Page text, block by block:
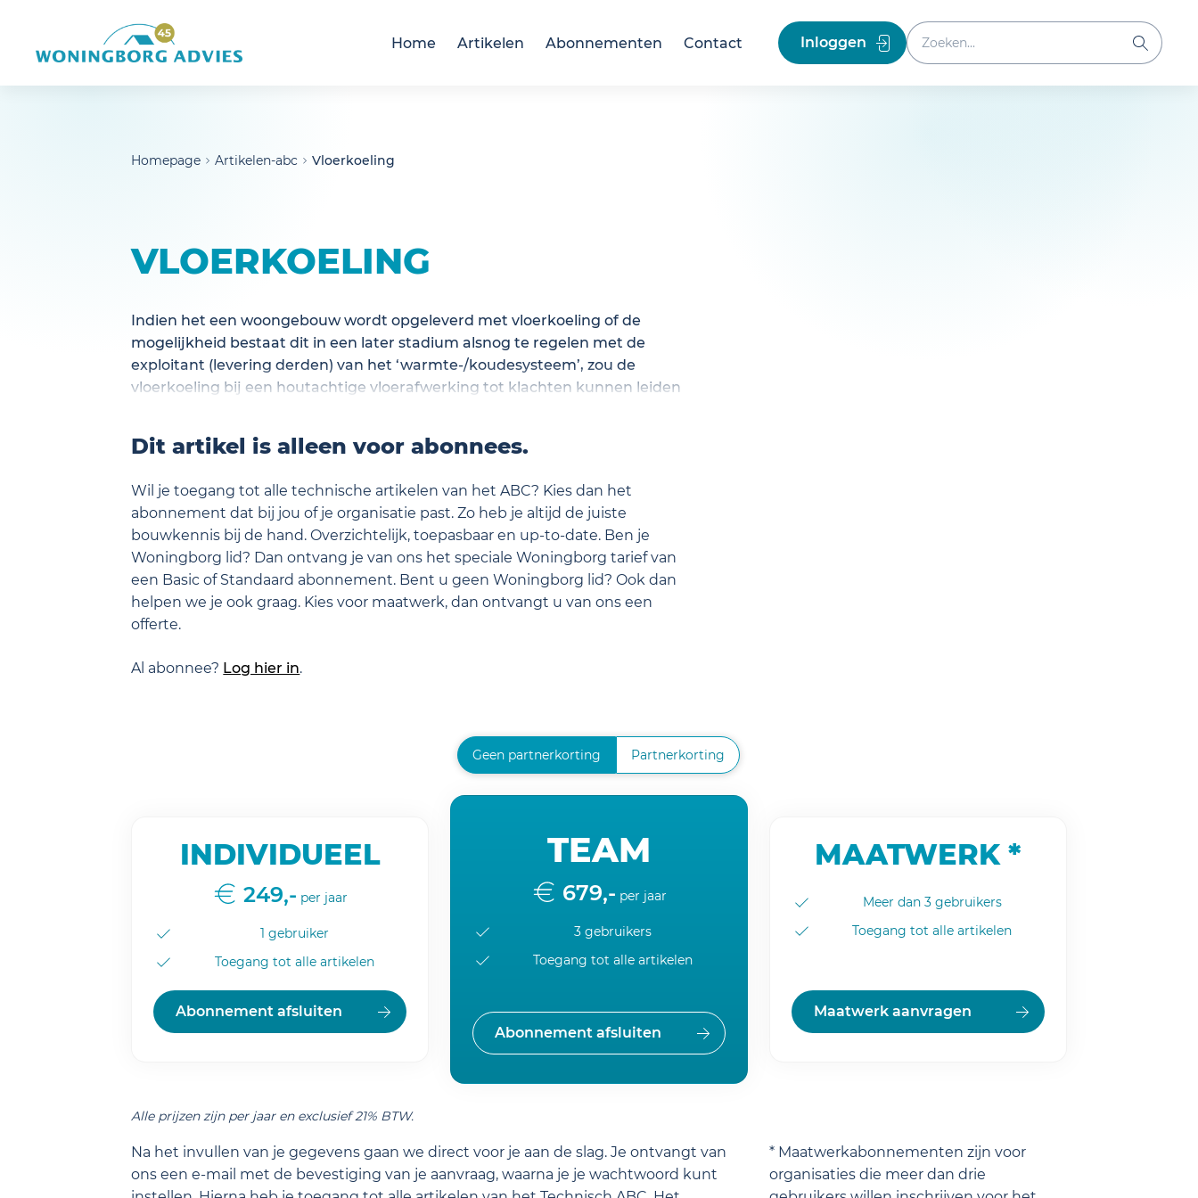
Home
Artikelen Abonnementen Contact Inloggen
Zoeken binnen website
Zoeken
Homepage Artikelen-abc Vloerkoeling
VLOERKOELING
Indien het een woongebouw wordt opgeleverd met vloerkoeling of de
mogelijkheid bestaat dit in een later stadium alsnog te regelen met de
exploitant (levering derden) van het ‘warmte-/koudesysteem’, zou de
vloerkoeling bij een houtachtige vloerafwerking tot klachten kunnen leiden
Dit artikel is alleen voor abonnees.
Wil je toegang tot alle technische artikelen van het ABC? Kies dan het
abonnement dat bij jou of je organisatie past. Zo heb je altijd de juiste
bouwkennis bij de hand. Overzichtelijk, toepasbaar en up-to-date. Ben je
Woningborg lid? Dan ontvang je van ons het speciale Woningborg tarief van
een Basic of Standaard abonnement. Bent u geen Woningborg lid? Ook dan
helpen we je ook graag. Kies voor maatwerk, dan ontvangt u van ons een
offerte.
Al abonnee? Log hier in.
Geen partnerkorting Partnerkorting
INDIVIDUEEL
249,- per jaar
1 gebruiker
Toegang tot alle artikelen
Abonnement afsluiten
TEAM
679,- per jaar
3 gebruikers
Toegang tot alle artikelen
Abonnement afsluiten
MAATWERK *
Meer dan 3 gebruikers
Toegang tot alle artikelen
Maatwerk aanvragen
Alle prijzen zijn per jaar en exclusief 21% BTW.
Na het invullen van je gegevens gaan we direct voor je aan de slag. Je ontvangt van
ons een e-mail met de bevestiging van je aanvraag, waarna je je wachtwoord kunt
* Maatwerkabonnementen zijn voor
organisaties die meer dan drie